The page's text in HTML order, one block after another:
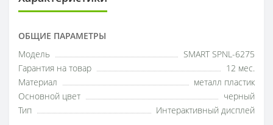
ОБЩИЕ ПАРАМЕТРЫ
Модель
SMART SPNL-6275
Гарантия на товар
12 мес.
Материал
металл пластик
Основной цвет
черный
Тип
Интерактивный дисплей